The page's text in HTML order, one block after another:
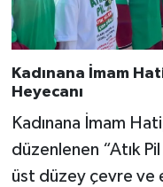
Kadınana İmam
Heyecanı
Kadınana İmam
düzenlenen “Atık
üst düzey çevre ve